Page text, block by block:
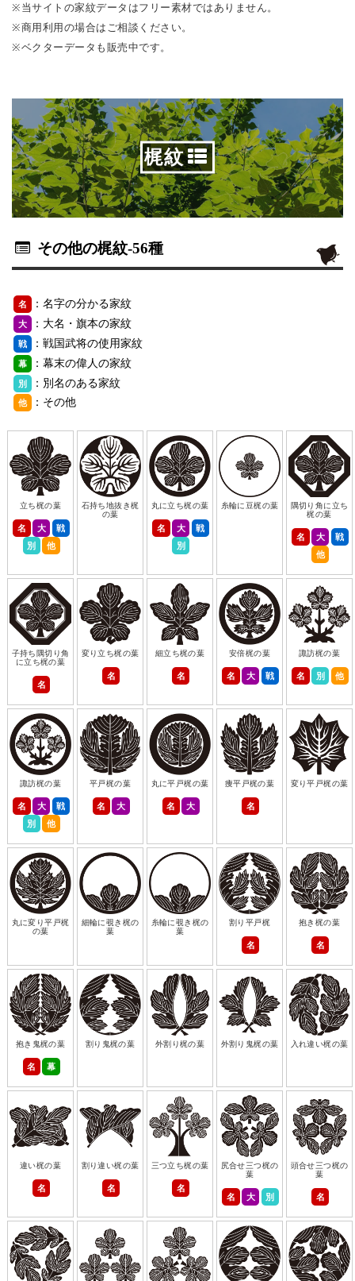
※当サイトの家紋データはフリー素材ではありません。
※商用利用の場合はご相談ください。
※ベクターデータも販売中です。
梶紋
その他の梶紋-56種
名 ：名字の分かる家紋
大 ：大名・旗本の家紋
戦 ：戦国武将の使用家紋
幕 ：幕末の偉人の家紋
別 ：別名のある家紋
他 ：その他
立ち梶の葉
名 大
戦
別
他
石持ち地抜き梶
の葉
丸に立ち梶の葉
名 大
戦
別
糸輪に豆梶の葉
隅切り角に立ち
梶の葉
名 大
戦
他
子持ち隅切り角
に立ち梶の葉
名
変り立ち梶の葉
名
細立ち梶の葉
名
安倍梶の葉
名 大 戦
諏訪梶の葉
名 別 他
諏訪梶の葉
名 大
戦
別
他
平戸梶の葉
名 大
丸に平戸梶の葉
名 大
痩平戸梶の葉
名
変り平戸梶の葉
丸に変り平戸梶
の葉
細輪に覗き梶の
葉
糸輪に覗き梶の
葉
割り平戸梶
名
抱き梶の葉
名
抱き鬼梶の葉
名 幕
割り鬼梶の葉 外割り梶の葉 外割り鬼梶の葉 入れ違い梶の葉
違い梶の葉
名
割り違い梶の葉
名
三つ立ち梶の葉
名
尻合せ三つ梶の
葉
名 大 別
頭合せ三つ梶の
葉
名